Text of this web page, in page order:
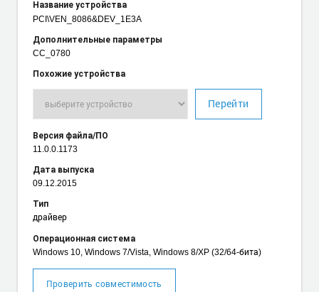
Название устройства
PCI\VEN_8086&DEV_1E3A
Дополнительные параметры
CC_0780
Похожие устройства
Перейти
Версия файла/ПО
11.0.0.1173
Дата выпуска
09.12.2015
Тип
драйвер
Операционная система
Windows 10, Windows 7/Vista, Windows 8/XP (32/64-бита)
Проверить совместимость